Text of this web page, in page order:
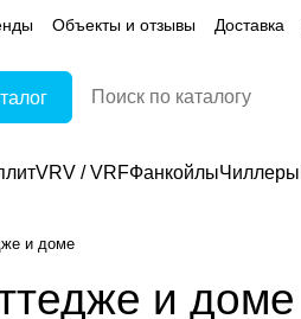
Объекты и отзывы Доставка
VRV / VRFФанкойлыЧиллеры
и доме
и доме